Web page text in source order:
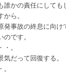
かの責任にしても
ら。
発事故の終息に向け
です。
。
だって回復する。